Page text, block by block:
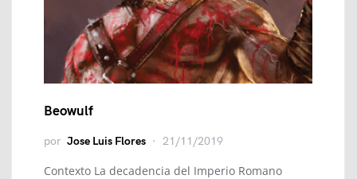
Beowulf
por Jose Luis Flores 21/11/2019
Contexto La decadencia del Imperio Romano